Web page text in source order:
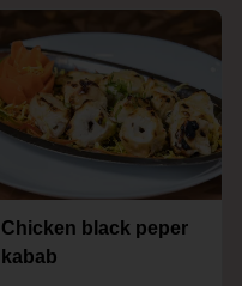
Chicken black peper
kabab